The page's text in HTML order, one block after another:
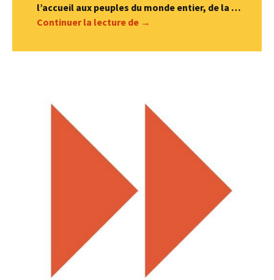
l’accueil aux peuples du monde entier, de la …
Continuer la lecture de Festival CinéBelleville 2026 :
→